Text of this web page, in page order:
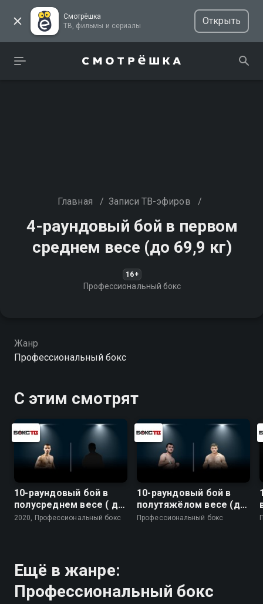
Смотрёшка
ТВ, фильмы и сериалы
Открыть
Главная / Записи ТВ-эфиров /
4-раундовый бой в первом
среднем весе (до 69,9 кг)
16+
Профессиональный бокс
Жанр
Профессиональный бокс
С этим смотрят
10-раундовый бой в
полусреднем весе ( до
66,7 кг)
2020, Профессиональный бокс
10-раундовый бой в
полутяжёлом весе (до
79,4 кг)
Профессиональный бокс
Ещё в жанре:
Профессиональный бокс